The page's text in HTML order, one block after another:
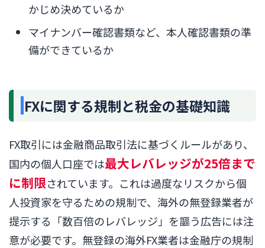
かじめ決めているか
マイナンバー確認書類など、本人確認書類の準
備ができているか
FXに関する規制と税金の基礎知識
FX取引には金融商品取引法に基づくルールがあり、
国内の個人口座では最大レバレッジが25倍まで
に制限されています。これは過度なリスクから個
人投資家を守るための規制で、海外の無登録業者が
提示する「数百倍のレバレッジ」を謳う広告には注
意が必要です。無登録の海外FX業者は金融庁の規制